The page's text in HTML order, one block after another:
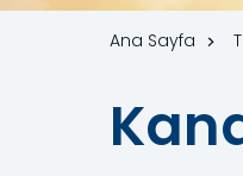
Ana Sayfa